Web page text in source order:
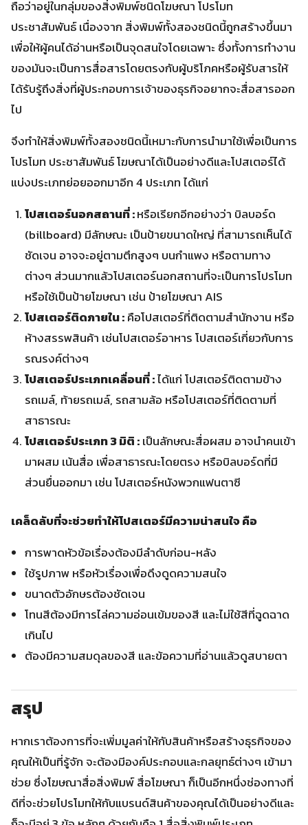
ถือว่าอยู่ในกลุ่มของสิ่งพิมพ์ชนิดโฆษณา โปรโมท
ประชาสัมพันธ์ เนื่องจาก สิ่งพิมพ์ทั้งสองชนิดนี้ถูกสร้างขึ้นมา
เพื่อให้ผู้คนได้อ่านหรือเป็นจุดสนใจโดยเฉพาะ ซึ่งทั้งการทำงาน
ของมันจะเป็นการสื่อสารโดยตรงกับผู้บริโภคหรือผู้รับสารให้
ได้รับรู้ถึงสิ่งที่ผู้ประกอบการเจ้าของธุรกิจอยากจะสื่อสารออก
ไป
จึงทำให้สิ่งพิมพ์ทั้งสองชนิดนี้เหมาะกับการนำมาใช้เพื่อเป็นการ
โปรโมท ประชาสัมพันธ์ โฆษณาได้เป็นอย่างดีและโปสเตอร์ได้
แบ่งประเภทย่อยออกมาอีก 4 ประเภท ได้แก่
โปสเตอร์นอกสถานที่ :หรือเรียกอีกอย่างว่า บิลบอร์ด
(billboard) มีลักษณะ เป็นป้ายขนาดใหญ่ ที่สามารถเห็นได้
ชัดเจน อาจจะอยู่ตามตึกสูงๆ บนกำแพง หรือตามทาง
ต่างๆ ส่วนมากแล้วโปสเตอร์นอกสถานที่จะเป็นการโปรโมท
หรือใช้เป็นป้ายโฆษณา เช่น ป้ายโฆษณา AIS
โปสเตอร์ติดภายใน :คือโปสเตอร์ที่ติดตามสำนักงาน หรือ
ห้างสรรพสินค้า เช่นโปสเตอร์อาหาร โปสเตอร์เกี่ยวกับการ
รณรงค์ต่างๆ
โปสเตอร์ประเภทเคลื่อนที่ :ได้แก่ โปสเตอร์ติดตามข้าง
รถเมล์, ท้ายรถเมล์, รถสามล้อ หรือโปสเตอร์ที่ติดตามที่
สาธารณะ
โปสเตอร์ประเภท 3 มิติ :เป็นลักษณะสื่อผสม อาจนำคนเข้า
มาผสม เน้นสื่อ เพื่อสาธารณะโดยตรง หรือบิลบอร์ดที่มี
ส่วนยื่นออกมา เช่น โปสเตอร์หนังพวกแฟนตาซี
เคล็ดลับที่จะช่วยทำให้โปสเตอร์มีความน่าสนใจ คือ
การพาดหัวข้อเรื่องต้องมีลำดับก่อน-หลัง
ใช้รูปภาพ หรือหัวเรื่องเพื่อดึงดูดความสนใจ
ขนาดตัวอักษรต้องชัดเจน
โทนสีต้องมีการไล่ความอ่อนเข้มของสี และไม่ใช้สีที่ฉูดฉาด
เกินไป
ต้องมีความสมดุลของสี และข้อความที่อ่านแล้วดูสบายตา
สรุป
หากเราต้องการที่จะเพิ่มมูลค่าให้กับสินค้าหรือสร้างธุรกิจของ
คุณให้เป็นที่รู้จัก จะต้องมีองค์ประกอบและกลยุทธ์ต่างๆ เข้ามา
ช่วย ซึ่งโฆษณาสื่อสิ่งพิมพ์ สื่อโฆษณา ก็เป็นอีกหนึ่งช่องทางที่
ดีที่จะช่วยโปรโมทให้กับแบรนด์สินค้าของคุณได้เป็นอย่างดีและ